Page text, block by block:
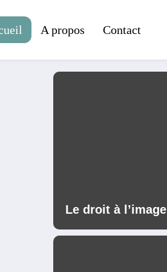
A propos Contact
Le droit à l’image